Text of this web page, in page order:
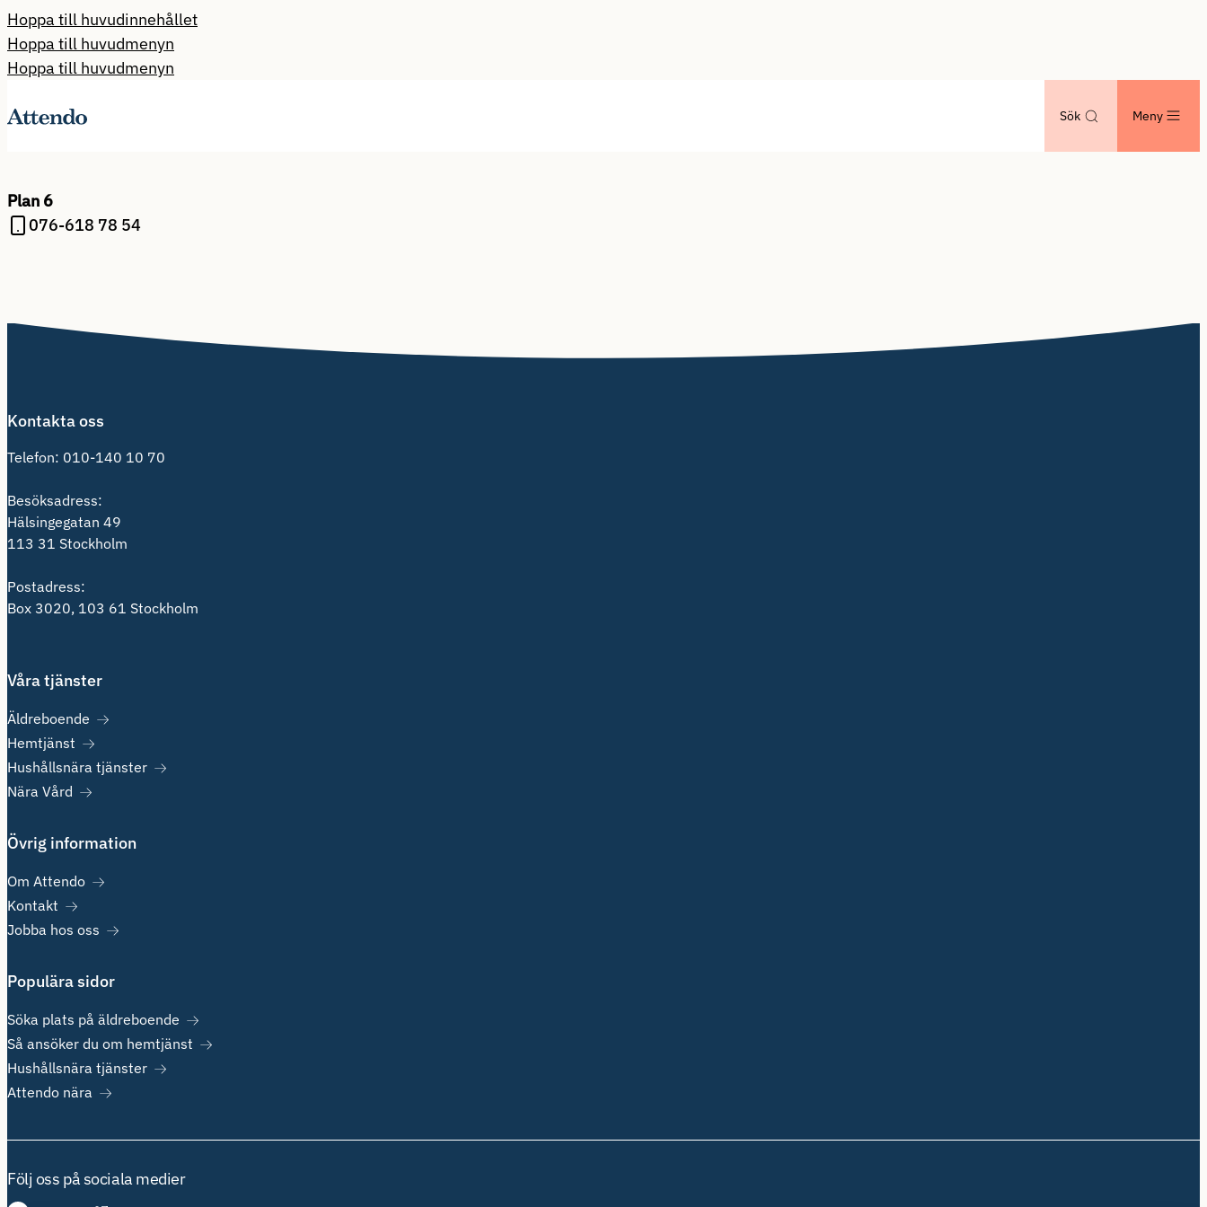
Hoppa till huvudinnehållet
Hoppa till huvudmenyn
Hoppa till huvudmenyn
Sök Meny
Plan 6
076-618 78 54
Kontakta oss
Telefon: 010-140 10 70
Besöksadress:
Hälsingegatan 49
113 31 Stockholm
Postadress:
Box 3020, 103 61 Stockholm
Våra tjänster
Äldreboende
Hemtjänst
Hushållsnära tjänster
Nära Vård
Övrig information
Om Attendo
Kontakt
Jobba hos oss
Populära sidor
Söka plats på äldreboende
Så ansöker du om hemtjänst
Hushållsnära tjänster
Attendo nära
Följ oss på sociala medier